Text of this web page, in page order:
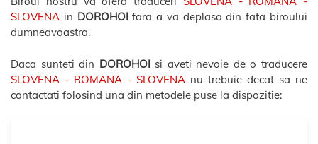
SLOVENA in DOROHOIfara a va deplasa din fata biroului
dumneavoastra.
Daca sunteti din DOROHOIsi aveti nevoie de o traducere
SLOVENA - ROMANA - SLOVENA nu trebuie decat sa ne
contactati folosind una din metodele puse la dispozitie: